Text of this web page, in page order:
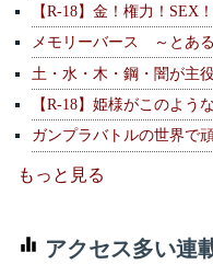
【R-18】金！権力！SEX
メモリーバース ～とあ
土・水・木・鋼・闇が主
【R-18】姫様がこのよう
ガンプラバトルの世界で
もっと見る
アクセス多い連